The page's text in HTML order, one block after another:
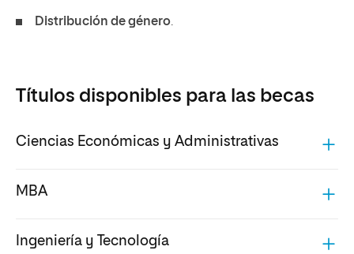
Distribución de género.
Títulos disponibles para las becas
Ciencias Económicas y Administrativas
MBA
Ingeniería y Tecnología